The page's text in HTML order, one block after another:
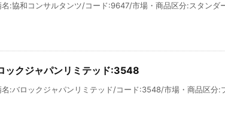
名:協和コンサルタンツ/コード:9647/市場・商品区分:スタンダ
ックジャパンリミテッド:3548
名:バロックジャパンリミテッド/コード:3548/市場・商品区分: